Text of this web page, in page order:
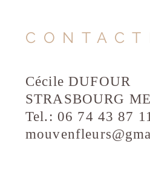
Cécile DUFOUR
STRASBOURG
Tel.: 06 74 43 87